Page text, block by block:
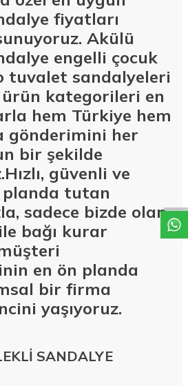
fiyatları
Akülü
engelli çocuk
tuvalet sandalyeleri
kategorileri en
hem Türkiye hem
gönderimini her
bir şekilde
güvenli ve
tutan
sadece bizde olan
bağı kurar
en ön planda
bir firma
yaşıyoruz.
SANDALYE